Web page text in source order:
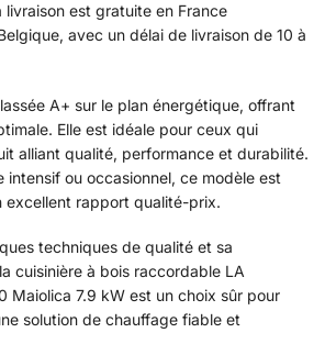
est gratuite en France
avec un délai de livraison de 10 à
A+ sur le plan énergétique, offrant
Elle est idéale pour ceux qui
alliant qualité, performance et durabilité.
intensif ou occasionnel, ce modèle est
excellent rapport qualité-prix.
techniques de qualité et sa
cuisinière à bois raccordable LA
Maiolica 7.9 kW est un choix sûr pour
solution de chauffage fiable et